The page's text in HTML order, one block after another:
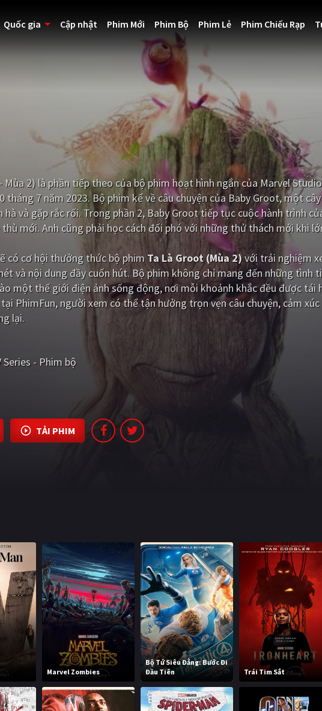
Quốc gia Cập nhật Phim Mới Phim Bộ Phim Lẻ Phim Chiếu Rạp
Mùa 2) là phần tiếp theo của bộ phim hoạt hình ngắn của Marvel
tháng 7 năm 2023. Bộ phim kể về câu chuyện của Baby Groot, một
và gặp rắc rối. Trong phần 2, Baby Groot tiếp tục cuộc hành trình
mới. Anh cũng phải học cách đối phó với những thử thách mới khi
có cơ hội thưởng thức bộ phim Ta Là Groot (Mùa 2)với trải nghiệm
và nội dung đầy cuốn hút. Bộ phim không chỉ mang đến những tình
một thế giới điện ảnh sống động, nơi mỗi khoảnh khắc đều được tái
PhimFun, người xem có thể tận hưởng trọn vẹn câu chuyện, cảm
lại.
Series - Phim bộ
TẢI PHIM
Marvel Zombies
Bộ Tứ Siêu Đẳng: Bước Đi
Đầu Tiên
Trái Tim Sắt